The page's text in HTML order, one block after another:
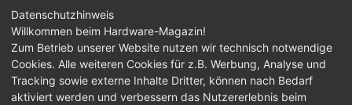
WQHD-Auflösung an. Wir haben den 27 Zoll großen Monitor auf
Herz und Nieren geprüft.
Impressum| Kontakt |Jobs |Datenschutz |
Consent‑Einstellungen |Haftungsausschluss
Datenschutzhinweis
Willkommen beim Hardware-Magazin!
Zum Betrieb unserer Website nutzen wir technisch notwendige
Cookies. Alle weiteren Cookies für z.B. Werbung, Analyse und
Tracking sowie externe Inhalte Dritter, können nach Bedarf
aktiviert werden und verbessern das Nutzererlebnis beim